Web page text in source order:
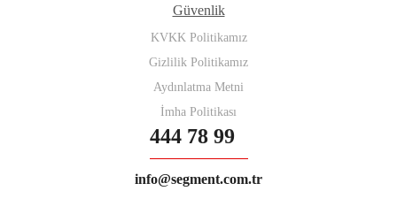
Güvenlik
KVKK Politikamız
Gizlilik Politikamız
Aydınlatma Metni
İmha Politikası
444 78 99
info@segment.com.tr